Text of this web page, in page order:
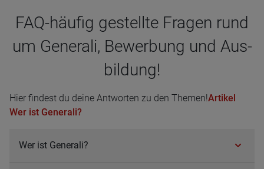
FAQ-häu­fig gestellte Fra­gen rund
um Gene­rali, Bewer­bung und Aus­
bil­dung!
Hier findest du deine Antworten zu den Themen!Artikel
Wer ist Generali?
Wer ist Gene­rali?